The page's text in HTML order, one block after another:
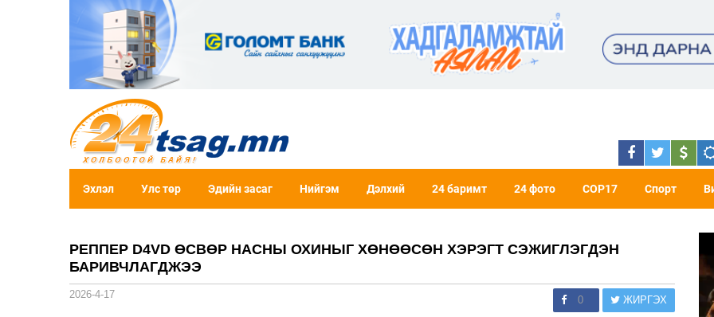
Эхлэл Улс төр Эдийн засаг Нийгэм Дэлхий 24 баримт 24 фото COP17 Спорт
РЕППЕР D4VD ӨСВӨР НАСНЫ ОХИНЫГ ХӨНӨӨСӨН ХЭРЭГТ СЭЖИГЛЭГДЭН
БАРИВЧЛАГДЖЭЭ
2026-4-17 0 ЖИРГЭХ